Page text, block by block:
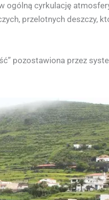
ogólną cyrkulację
przelotnych deszczy,
pozostawiona przez